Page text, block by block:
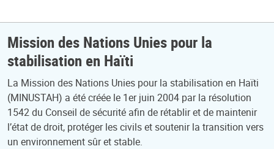
Mission des Nations Unies pour la
stabilisation en Haïti
La Mission des Nations Unies pour la stabilisation en Haïti
(MINUSTAH) a été créée le 1er juin 2004 par la résolution
1542 du Conseil de sécurité afin de rétablir et de maintenir
l’état de droit, protéger les civils et soutenir la transition vers
un environnement sûr et stable.